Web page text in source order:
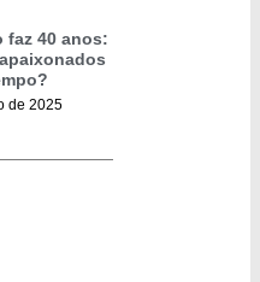
faz 40 anos:
de 2025